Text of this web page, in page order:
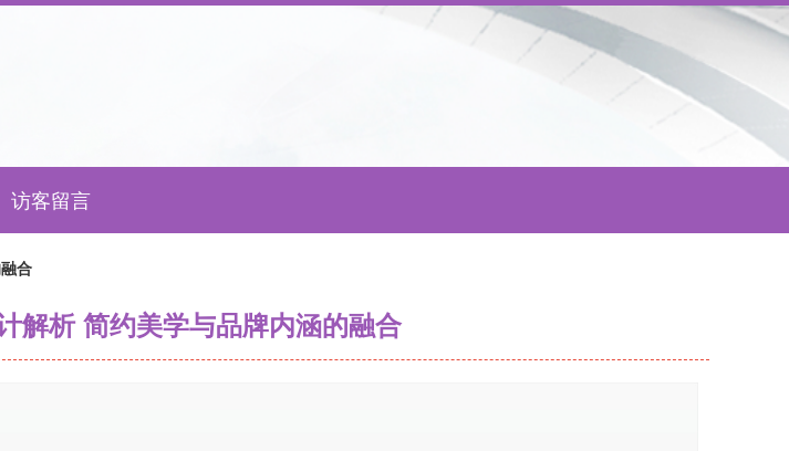
访客留言
合
解析 简约美学与品牌内涵的融合